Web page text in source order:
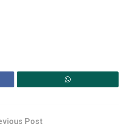
Post